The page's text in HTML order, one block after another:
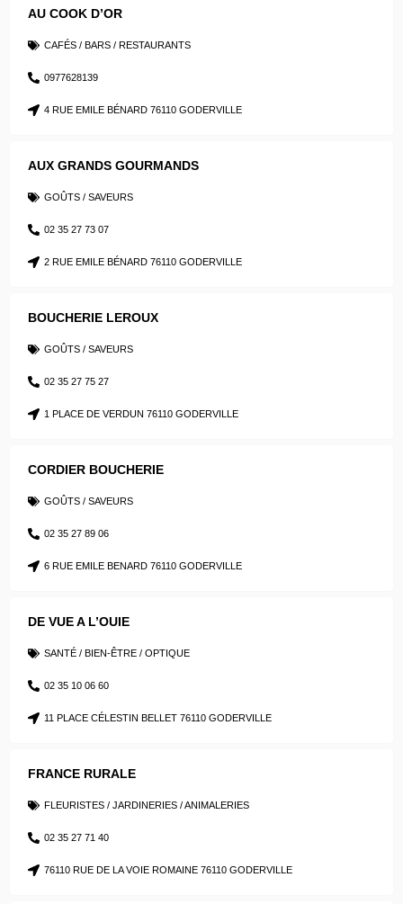
AU COOK D’OR
CAFÉS / BARS / RESTAURANTS
0977628139
4 RUE EMILE BÉNARD 76110 GODERVILLE
AUX GRANDS GOURMANDS
GOÛTS / SAVEURS
02 35 27 73 07
2 RUE EMILE BÉNARD 76110 GODERVILLE
BOUCHERIE LEROUX
GOÛTS / SAVEURS
02 35 27 75 27
1 PLACE DE VERDUN 76110 GODERVILLE
CORDIER BOUCHERIE
GOÛTS / SAVEURS
02 35 27 89 06
6 RUE EMILE BENARD 76110 GODERVILLE
DE VUE A L’OUIE
SANTÉ / BIEN-ÊTRE / OPTIQUE
02 35 10 06 60
11 PLACE CÉLESTIN BELLET 76110 GODERVILLE
FRANCE RURALE
FLEURISTES / JARDINERIES / ANIMALERIES
02 35 27 71 40
76110 RUE DE LA VOIE ROMAINE 76110 GODERVILLE